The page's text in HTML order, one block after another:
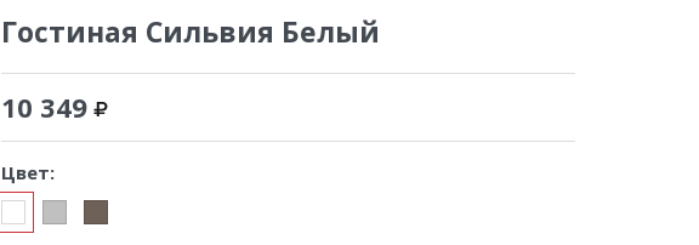
Гостиная Сильвия Белый
10 349
Цвет: